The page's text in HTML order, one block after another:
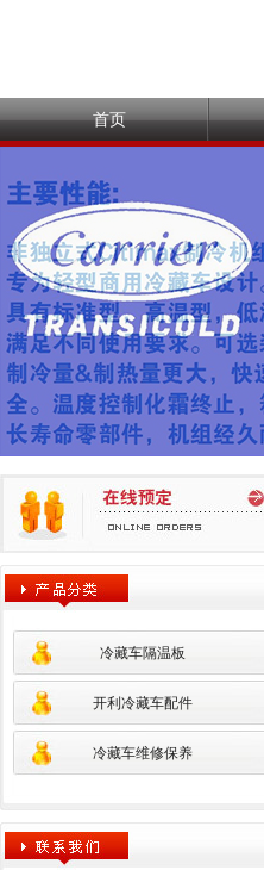
首页
冷藏车隔温板
开利冷藏车配件
冷藏车维修保养